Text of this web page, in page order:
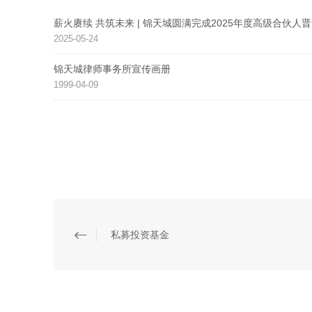
薪火赓续 共筑未来 | 锦天城圆满完成2025年度高级合伙人
2025-05-24
锦天城律师事务所宣传画册
1999-04-09
私募投资基金